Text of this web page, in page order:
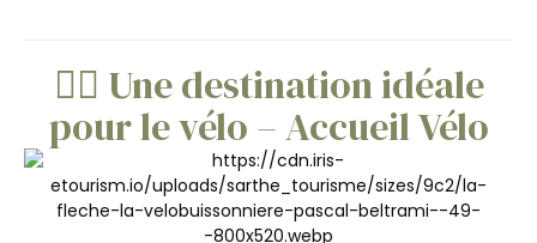
🚴‍♀️ Une destination idéale
pour le vélo – Accueil Vélo